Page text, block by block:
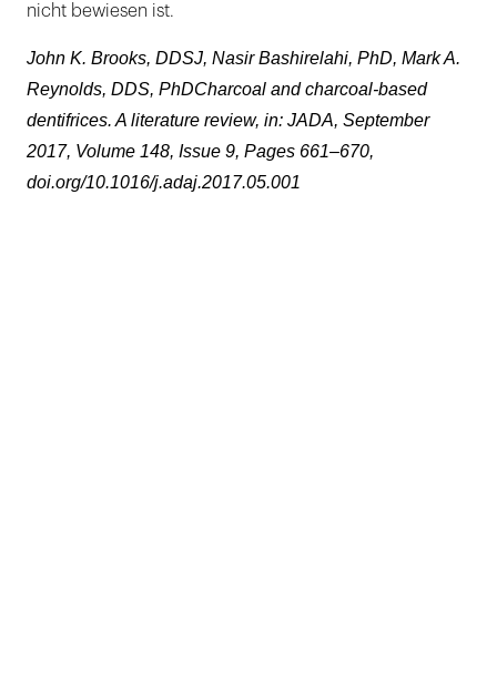
nicht bewiesen ist.
John K. Brooks, DDSJ, Nasir Bashirelahi, PhD, Mark A.
Reynolds, DDS, PhDCharcoal and charcoal-based
dentifrices. A literature review, in: JADA, September
2017, Volume 148, Issue 9, Pages 661–670,
doi.org/10.1016/j.adaj.2017.05.001